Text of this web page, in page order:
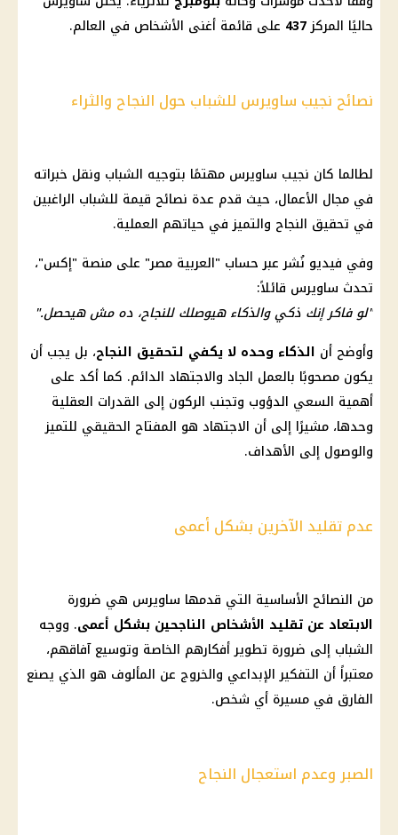
حاليًا المركز437 على قائمة أغنى الأشخاص في العالم.
نصائح نجيب ساويرس للشباب حول النجاح والثراء
لطالما كان نجيب ساويرس مهتمًا بتوجيه الشباب ونقل خبراته
في مجال الأعمال، حيث قدم عدة نصائح قيمة للشباب الراغبين
في تحقيق النجاح والتميز في حياتهم العملية.
وفي فيديو نُشر عبرحساب "العربية مصر" على منصة "إكس"،
تحدث ساويرس قائلاً:
"لو فاكر إنك ذكي والذكاء هيوصلك للنجاح، ده مش هيحصل."
وأوضح أن الذكاء وحده لا يكفي لتحقيق النجاح، بل يجب أن
يكون مصحوبًا بالعمل الجاد والاجتهاد الدائم. كما أكد على
أهمية السعي الدؤوب وتجنب الركون إلى القدرات العقلية
وحدها، مشيرًا إلى أن الاجتهاد هو المفتاح الحقيقي للتميز
والوصول إلى الأهداف.
عدم تقليد الآخرين بشكل أعمى
من النصائح الأساسية التي قدمها ساويرس هي ضرورة
الابتعاد عن تقليد الأشخاص الناجحين بشكل أعمى. ووجه
الشباب إلى ضرورة تطوير أفكارهم الخاصة وتوسيع آفاقهم،
معتبراً أن التفكير الإبداعي والخروج عن المألوف هو الذي يصنع
الفارق في مسيرة أي شخص.
الصبر وعدم استعجال النجاح